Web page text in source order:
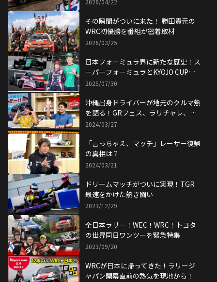
その瞬間がついに来た！ 勝田貴元の
WRC初優勝を番組が密着取材
2026/03/25
日本フォーミュラ界に新たな歴史！ス
ーパーフォーミュラとKYOJO CUPが
同時開催!!
2025/07/30
沖縄出身ドライバーが地元のクルマ熱
を語る！GRフェス、ラリチャレ、初
開催！
2024/03/27
「言っちゃえ、マッチ」レーサー復帰
の真相は？
2024/03/21
ドリームマッチがついに実現！TGR
最速をかけた熱き闘い
2023/12/29
全日本ラリー！WEC！WRC！トヨタ
の世界同日ワンツーを緊急特集
2023/09/20
WRCが日本に帰ってきた！ラリージ
ャパン開幕直前の熱気を現地から！